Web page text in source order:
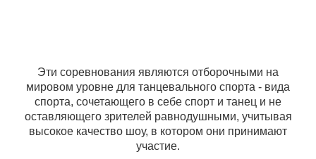
Эти соревнования являются отборочными на
мировом уровне для танцевального спорта - вида
спорта, сочетающего в себе спорт и танец и не
оставляющего зрителей равнодушными, учитывая
высокое качество шоу, в котором они принимают
участие.